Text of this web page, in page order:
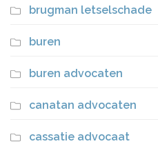
brugman letselschade
buren
buren advocaten
canatan advocaten
cassatie advocaat